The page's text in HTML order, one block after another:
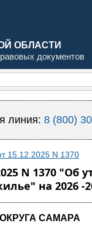
ОБЛАСТИ
документов
линия: 8 (800)
15.12.2025 N 1370
N 1370
на 2026 -
САМАРА